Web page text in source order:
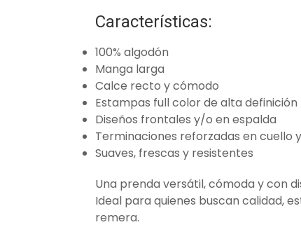
Características:
100% algodón
Manga larga
Calce recto y cómodo
Estampas full color de alta definición
Diseños frontales y/o en espalda
Terminaciones reforzadas en cuello
Suaves, frescas y resistentes
Una prenda versátil, cómoda y con
Ideal para quienes buscan calidad,
remera.